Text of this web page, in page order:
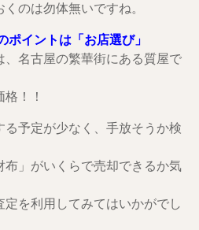
のは勿体無いですね。
ポイントは「お店選び」
名古屋の繁華街にある質屋で
！！
る予定が少なく、手放そうか検
布」がいくらで売却できるか気
を利用してみてはいかがでし